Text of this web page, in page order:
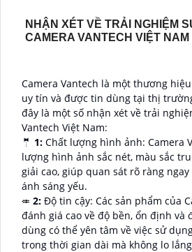
NHẬN XÉT VỀ TRẢI NGHIỆM
CAMERA VANTECH VIỆT NAM
Camera Vantech là một thương
uy tín và được tin dùng tại thị
đây là một số nhận xét về trải
Vantech Việt Nam:
🤵 1: Chất lượng hình ảnh: Camera
lượng hình ảnh sắc nét, màu sắc
giải cao, giúp quan sát rõ ràng
ánh sáng yếu.
⤂ 2: Độ tin cậy: Các sản phẩm của
đánh giá cao về độ bền, ổn định và
dùng có thể yên tâm về việc sử
trong thời gian dài mà không lo